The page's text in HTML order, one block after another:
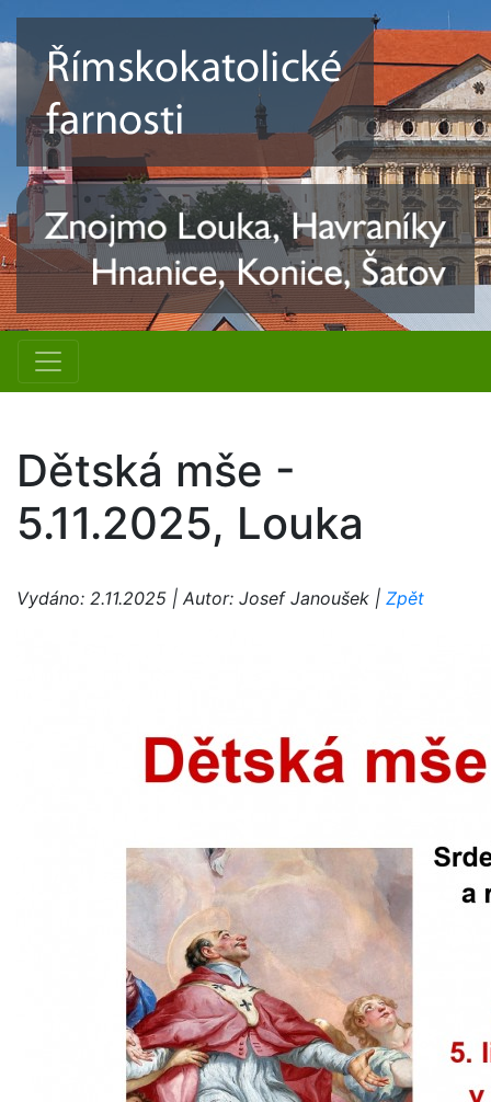
Dětská mše -
5.11.2025, Louka
Vydáno: 2.11.2025 | Autor: Josef Janoušek | Zpět